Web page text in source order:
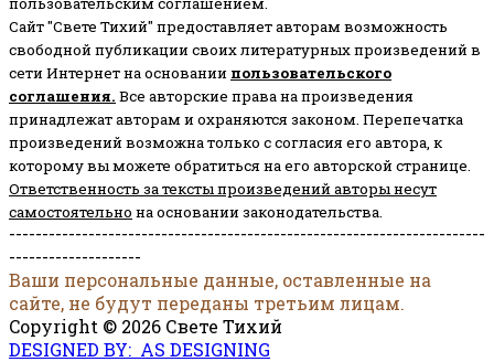
Сайт "Свете Тихий" предоставляет авторам возможность
свободной публикации своих литературных произведений в
сети Интернет на основании пользовательского
соглашения. Все авторские права на произведения
принадлежат авторам и охраняются законом. Перепечатка
произведений возможна только с согласия его автора, к
которому вы можете обратиться на его авторской странице.
Ответственность за тексты произведений авторы несут
самостоятельно на основании законодательства.
------------------------------------------------------------------------
--------------------
Ваши персональные данные, оставленные на
сайте, не будут переданы третьим лицам.
Copyright © 2026 Свете Тихий
DESIGNED BY: AS DESIGNING